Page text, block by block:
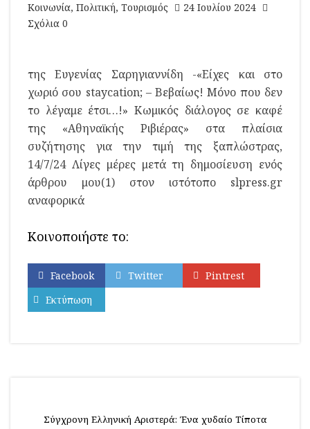
Κοινωνία, Πολιτική, Τουρισμός
24 Ιουλίου 2024
Σχόλια 0
της Ευγενίας Σαρηγιαννίδη -«Είχες και στο
χωριό σου staycation; – Βεβαίως! Μόνο που δεν
το λέγαμε έτσι…!» Κωμικός διάλογος σε καφέ
της «Αθηναϊκής Ριβιέρας» στα πλαίσια
συζήτησης για την τιμή της ξαπλώστρας,
14/7/24 Λίγες μέρες μετά τη δημοσίευση ενός
άρθρου μου(1) στον ιστότοπο slpress.gr
αναφορικά
Κοινοποιήστε το:
Facebook Twitter
Pintrest
Εκτύπωση
Σύγχρονη Ελληνική Αριστερά: Ένα χυδαίο Τίποτα